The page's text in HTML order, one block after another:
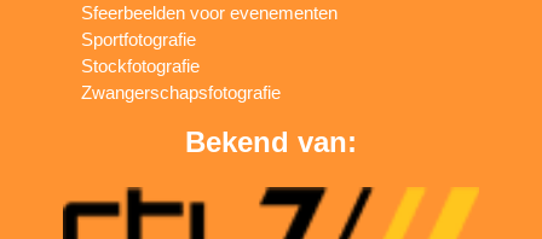
Sfeerbeelden voor evenementen
Sportfotografie
Stockfotografie
Zwangerschapsfotografie
Bekend van: